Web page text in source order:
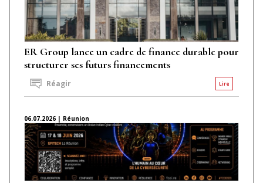
ER Group lance un cadre de finance durable pour
structurer ses futurs financements
Lire
Réagir
06.07.2026 | Réunion